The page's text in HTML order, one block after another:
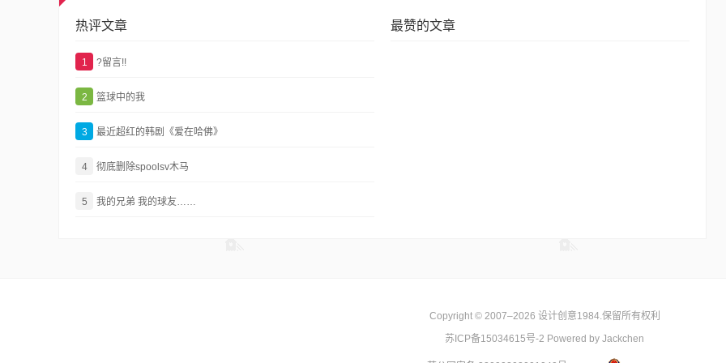
热评文章
1 ?留言!!
2 篮球中的我
3 最近超红的韩剧《爱在哈佛》
4 彻底删除spoolsv木马
5 我的兄弟 我的球友……
最赞的文章
Copyright © 2007–2026 设计创意1984.保留所有权利
苏ICP备15034615号-2 Powered by Jackchen